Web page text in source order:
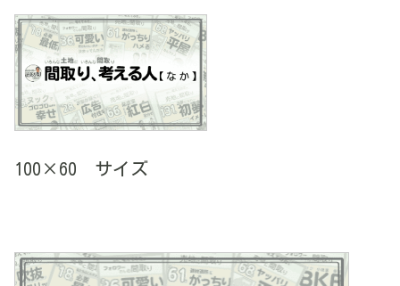
100×60 サイズ